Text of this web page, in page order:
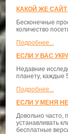
КАКОЙ ЖЕ САЙТ
Бесконечные
количество
Подробнее...
ЕСЛИ У ВАС
Недавние
планету, каждые
Подробнее...
ЕСЛИ У МЕНЯ
Довольно часто,
устанавливать
бесплатные